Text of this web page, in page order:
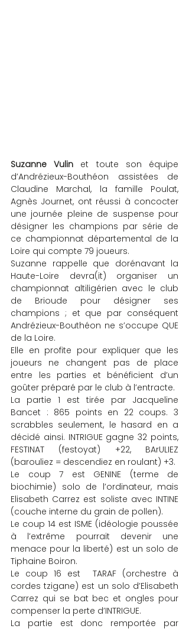
Suzanne Vulin et toute son équipe
d’Andrézieux-Bouthéon assistées de
Claudine Marchal, la famille Poulat,
Agnès Journet, ont réussi à concocter
une journée pleine de suspense pour
désigner les champions par série de
ce championnat départemental de la
Loire qui compte 79 joueurs.
Suzanne rappelle que dorénavant la
Haute-Loire devra(it) organiser un
championnat altiligérien avec le club
de Brioude pour désigner ses
champions ; et que par conséquent
Andrézieux-Bouthéon ne s’occupe QUE
de la Loire.
Elle en profite pour expliquer que les
joueurs ne changent pas de place
entre les parties et bénéficient d’un
goûter préparé par le club à l’entracte.
La partie 1 est tirée par Jacqueline
Bancet : 865 points en 22 coups. 3
scrabbles seulement, le hasard en a
décidé ainsi. INTRIGUE gagne 32 points,
FESTINAT (festoyat) +22, BArULIEZ
(barouliez = descendiez en roulant) +3.
Le coup 7 est GENINE (terme de
biochimie) solo de l’ordinateur, mais
Elisabeth Carrez est soliste avec INTINE
(couche interne du grain de pollen).
Le coup 14 est ISME (idéologie poussée
à l’extrême pourrait devenir une
menace pour la liberté) est un solo de
Tiphaine Boiron.
Le coup 16 est  TARAF (orchestre à
cordes tzigane) est un solo d’Elisabeth
Carrez qui se bat bec et ongles pour
compenser la perte d’INTRIGUE.
La partie est donc remportée par